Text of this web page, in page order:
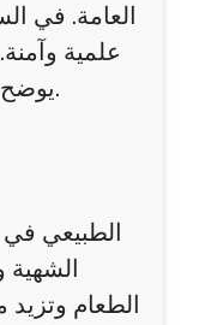
العامة. في
علمية
يوضح كيفية عمل الحقن، تأثيره على الشهية، والفوائد الصحية المصاحبة له، مع نصائح لتحقيق أفضل النتائج.
الطعام